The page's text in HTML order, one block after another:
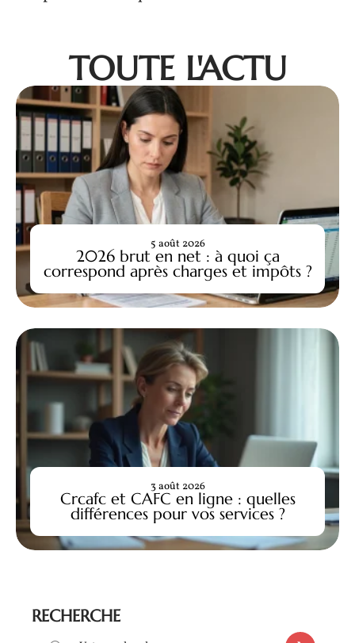
TOUTE L'ACTU
2026 brut en net : à quoi ça
correspond après charges et impôts ?
5 août 2026
Crcafc et CAFC en ligne : quelles
différences pour vos services ?
3 août 2026
RECHERCHE